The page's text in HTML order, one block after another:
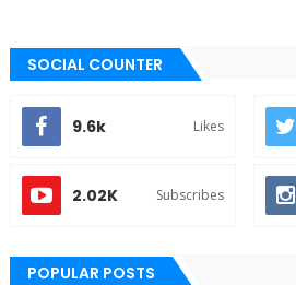
SOCIAL COUNTER
9.6k Likes
2.02K Subscribes
POPULAR POSTS